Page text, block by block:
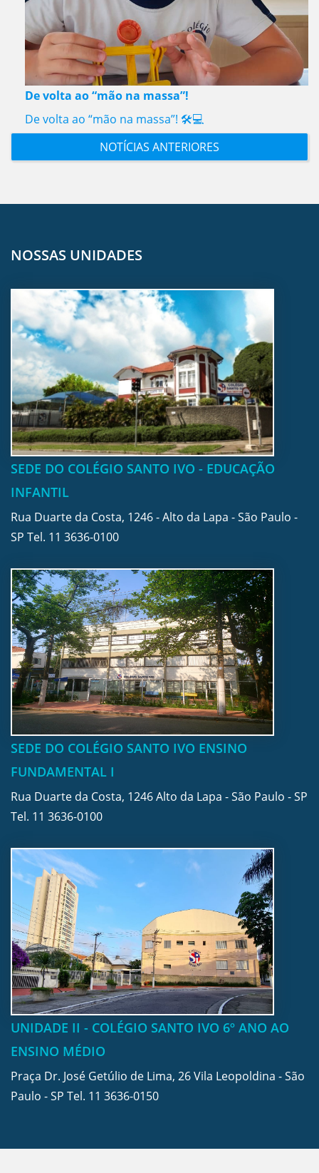
De volta ao “mão na massa”!
De volta ao “mão na massa”! 🛠️💻
NOTÍCIAS ANTERIORES
NOSSAS UNIDADES
SEDE DO COLÉGIO SANTO IVO - EDUCAÇÃO
INFANTIL
Rua Duarte da Costa, 1246 - Alto da Lapa - São Paulo -
SP Tel. 11 3636-0100
SEDE DO COLÉGIO SANTO IVO ENSINO
FUNDAMENTAL I
Rua Duarte da Costa, 1246 Alto da Lapa - São Paulo - SP
Tel. 11 3636-0100
UNIDADE II - COLÉGIO SANTO IVO 6º ANO AO
ENSINO MÉDIO
Praça Dr. José Getúlio de Lima, 26 Vila Leopoldina - São
Paulo - SP Tel. 11 3636-0150